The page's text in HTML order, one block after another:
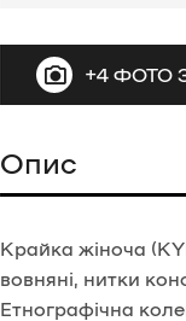
+4 ФОТО
Опис
Крайка жіноча
вовняні, нитки
Етнографічна